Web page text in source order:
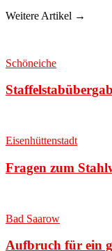
Weitere Artikel →
Schöneiche
Eisenhüttenstadt
Fragen zum
Bad Saarow
Aufbruch für ein